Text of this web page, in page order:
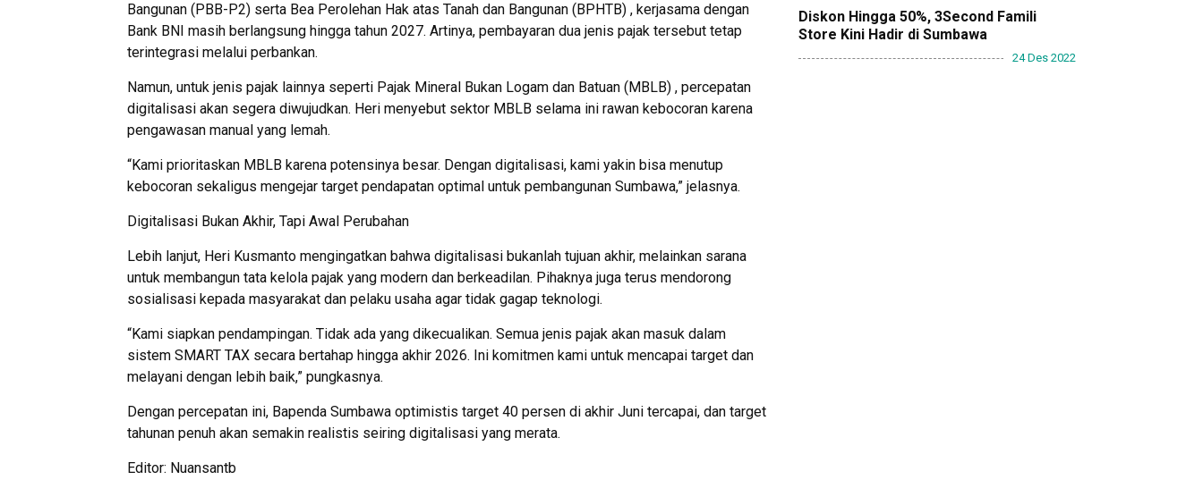
Bangunan (PBB-P2) serta Bea Perolehan Hak atas Tanah dan Bangunan (BPHTB) , kerjasama dengan
Bank BNI masih berlangsung hingga tahun 2027. Artinya, pembayaran dua jenis pajak tersebut tetap
terintegrasi melalui perbankan.
Namun, untuk jenis pajak lainnya seperti Pajak Mineral Bukan Logam dan Batuan (MBLB) , percepatan
digitalisasi akan segera diwujudkan. Heri menyebut sektor MBLB selama ini rawan kebocoran karena
pengawasan manual yang lemah.
“Kami prioritaskan MBLB karena potensinya besar. Dengan digitalisasi, kami yakin bisa menutup
kebocoran sekaligus mengejar target pendapatan optimal untuk pembangunan Sumbawa,” jelasnya.
Digitalisasi Bukan Akhir, Tapi Awal Perubahan
Lebih lanjut, Heri Kusmanto mengingatkan bahwa digitalisasi bukanlah tujuan akhir, melainkan sarana
untuk membangun tata kelola pajak yang modern dan berkeadilan. Pihaknya juga terus mendorong
sosialisasi kepada masyarakat dan pelaku usaha agar tidak gagap teknologi.
“Kami siapkan pendampingan. Tidak ada yang dikecualikan. Semua jenis pajak akan masuk dalam
sistem SMART TAX secara bertahap hingga akhir 2026. Ini komitmen kami untuk mencapai target dan
melayani dengan lebih baik,” pungkasnya.
Dengan percepatan ini, Bapenda Sumbawa optimistis target 40 persen di akhir Juni tercapai, dan target
tahunan penuh akan semakin realistis seiring digitalisasi yang merata.
Editor: Nuansantb
Diskon Hingga 50%, 3Second Famili
Store Kini Hadir di Sumbawa
24 Des 2022